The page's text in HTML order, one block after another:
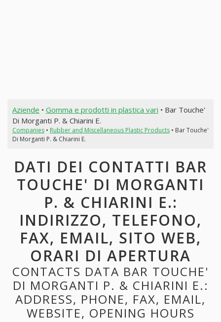
Aziende • Gomma e prodotti in plastica vari • Bar Touche'
Di Morganti P. & Chiarini E.
Companies• Rubber and Miscellaneous Plastic Products• Bar Touche'
Di Morganti P. & Chiarini E.
DATI DEI CONTATTI BAR
TOUCHE' DI MORGANTI
P. & CHIARINI E.:
INDIRIZZO, TELEFONO,
FAX, EMAIL, SITO WEB,
ORARI DI APERTURA
CONTACTS DATA BAR TOUCHE'
DI MORGANTI P. & CHIARINI E.:
ADDRESS, PHONE, FAX, EMAIL,
WEBSITE, OPENING HOURS